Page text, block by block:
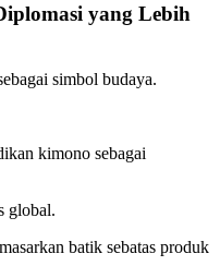
yang Lebih
simbol budaya.
kimono sebagai
global.
batik sebatas produk